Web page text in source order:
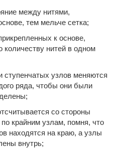
между нитями,
тем мельче сетка;
к основе,
количеству нитей в одном
ступенчатых узлов меняются
ряда, чтобы они были
со стороны
по крайним узлам, помня, что
находятся на краю, а узлы
внутрь;